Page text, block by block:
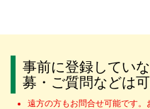
事前に登録してい
募・ご質問などは
遠方の方もお問合せ可能です。